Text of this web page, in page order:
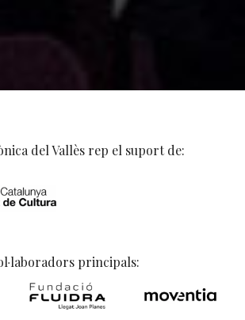
del Vallès rep el suport de:
principals: